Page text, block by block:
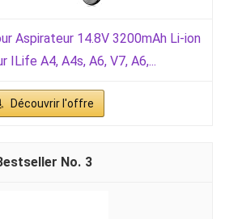
Aspirateur 14.8V 3200mAh Li-ion
ILife A4, A4s, A6, V7, A6,...
Découvrir l'offre
3